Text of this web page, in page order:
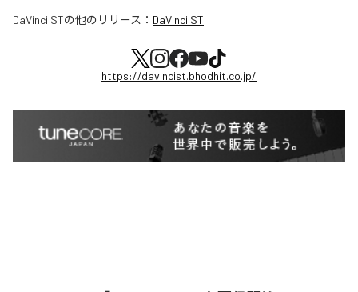
DaVinci STの他のリリース： DaVinci ST
https://davincist.bhodhit.co.jp/